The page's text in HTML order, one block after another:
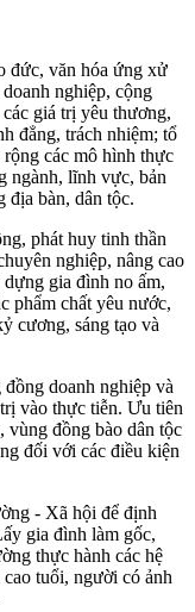
đức, văn hóa ứng xử
nghiệp, cộng
giá trị yêu thương,
đẳng, trách nhiệm; tổ
các mô hình thực
ngành, lĩnh vực, bản
địa bàn, dân tộc.
phát huy tinh thần
nghiệp, nâng cao
gia đình no ấm,
phẩm chất yêu nước,
cương, sáng tạo và
doanh nghiệp và
vào thực tiễn. Ưu tiên
vùng đồng bào dân tộc
đối với các điều kiện
- Xã hội để định
gia đình làm gốc,
thực hành các hệ
tuổi, người có ảnh